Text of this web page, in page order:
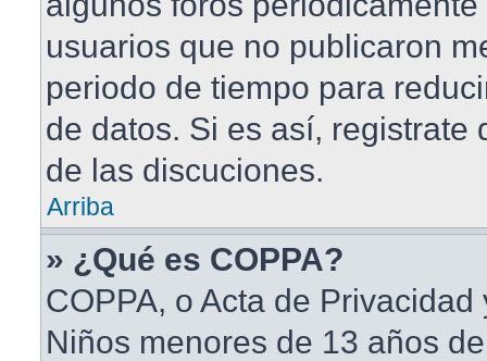
usuarios que no publicaron
periodo de tiempo para
de datos. Si es así, registrate
de las discuciones.
Arriba
» ¿Qué es COPPA?
COPPA, o Acta de
Niños menores de 13 años